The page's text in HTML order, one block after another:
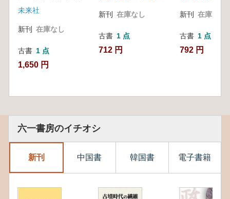
未来社
新刊 在庫なし
古書 1 点
1,650 円
新刊 在庫なし
古書 1 点
712 円
新刊 在庫なし
古書 1 点
792 円
六一書房のイチオシ
新刊 中国書 韓国書 電子書籍